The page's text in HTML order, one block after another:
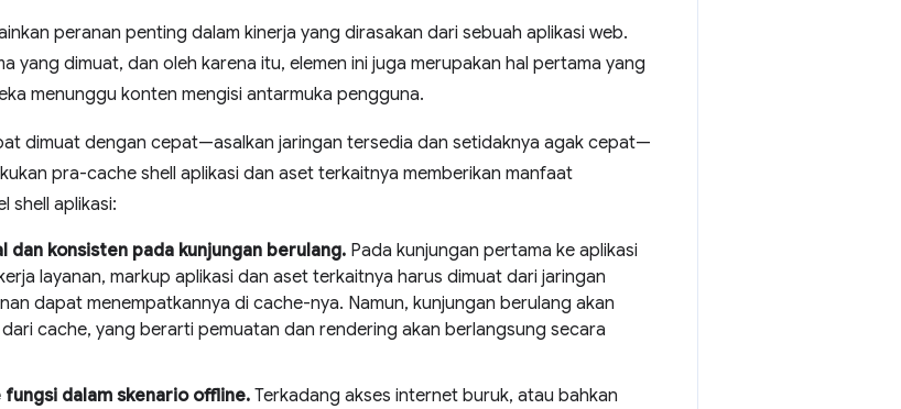
peranan penting dalam kinerja yang dirasakan dari sebuah aplikasi web.
yang dimuat, dan oleh karena itu, elemen ini juga merupakan hal pertama yang
menunggu konten mengisi antarmuka pengguna.
dimuat dengan cepat—asalkan jaringan tersedia dan setidaknya agak cepat—
pra-cache shell aplikasi dan aset terkaitnya memberikan manfaat
shell aplikasi:
dan konsisten pada kunjungan berulang. Pada kunjungan pertama ke aplikasi
layanan, markup aplikasi dan aset terkaitnya harus dimuat dari jaringan
dapat menempatkannya di cache-nya. Namun, kunjungan berulang akan
dari cache, yang berarti pemuatan dan rendering akan berlangsung secara
fungsi dalam skenario offline.Terkadang akses internet buruk, atau bahkan